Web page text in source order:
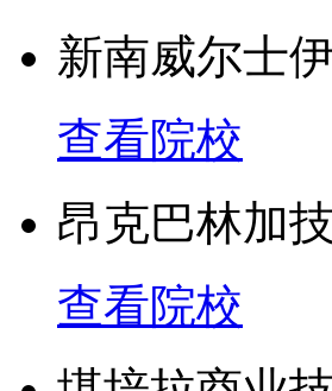
新南威尔士
查看院校
昂克巴林加
查看院校